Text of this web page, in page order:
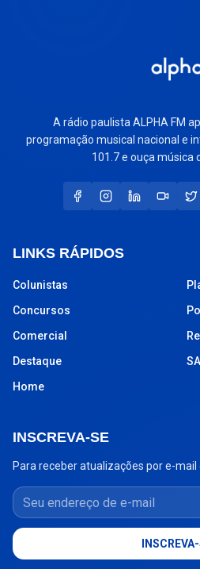
A rádio paulista ALPHA FM
programação musical nacional e
101.7 e ouça música
LINKS RÁPIDOS
Colunistas
Concursos
Comercial
Destaque
Home
INSCREVA-SE
Para receber atualizações por e-mail
Seu endereço de e-mail